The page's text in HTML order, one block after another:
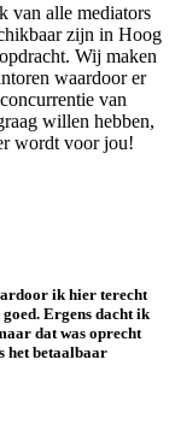
van alle mediators
zijn in Hoog
Wij maken
waardoor er
van
willen hebben,
wordt voor jou!
ik hier terecht
Ergens dacht ik
dat was oprecht
het betaalbaar